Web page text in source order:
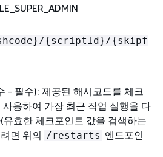
{scriptId}/{skipf
- 필수): 제공된 해시코드를 체크
사용하여 가장 최근 작업 실행을 다
유효한 체크포인트 값을 검색하는
면 위의 /restarts 엔드포인